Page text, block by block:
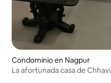
Condominio en Nagpur
La afortunada casa de Chhavi